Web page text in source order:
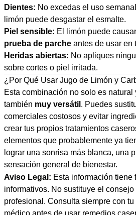
Dientes: No excedas el uso
limón puede desgastar el esmalte.
Piel sensible: El limón puede
prueba de parche antes de usar en
Heridas abiertas: No apliques
sobre cortes o piel irritada.
¿Por Qué Usar Jugo de Limón y
Esta combinación no solo es
también muy versátil . Puedes
comerciales costosos y evitar
crear tus propios tratamientos
elementos que probablemente ya
lograr una sonrisa más blanca, una
sensación general de bienestar.
Aviso Legal: Esta información tiene
informativos. No sustituye el consejo
profesional. Consulta siempre con
médico antes de usar remedios